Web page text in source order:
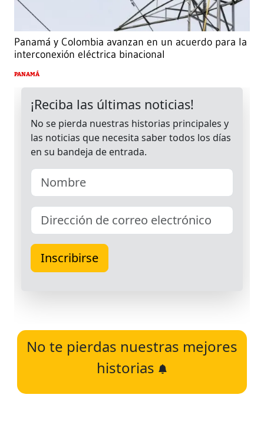
Panamá y Colombia avanzan en un acuerdo para la
interconexión eléctrica binacional
PANAMÁ
No te pierdas nuestras mejores
historias